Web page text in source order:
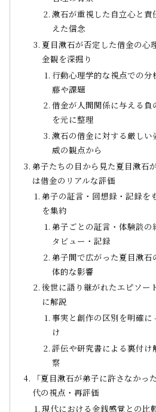
漱石が重視した自立心と責
えた信念
夏目漱石が否定した借金の心
金観を深掘り
行動心理学的な視点での分
藤や課題
借金が人間関係に与える負
を元に整理
漱石の借金に対する厳しい
威の観点から
弟子たちの目から見た夏目漱石
は借金のリアルな評価
弟子の証言・回想録・記録を
を集約
弟子ごとの証言・体験談の
タビュー・記録
弟子間で広がった夏目漱石
体的な影響
後世に語り継がれたエピソー
に解説
事実と創作の区別を明確に
け
評伝や研究書による裏付け
察
「夏目漱石が弟子に許さなかっ
代の視点・再評価
現代における金銭感覚との比